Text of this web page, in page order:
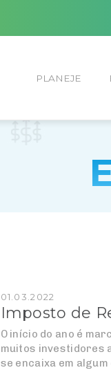
PLANEJE
01.03.2022
Imposto de
O início do ano é
muitos investidores
se encaixa em